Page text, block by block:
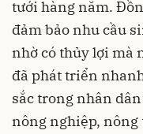
tưới hàng năm.
đảm bảo nhu cầu
nhờ có thủy lợi mà
đã phát triển
sắc trong nhân
nông nghiệp, nông